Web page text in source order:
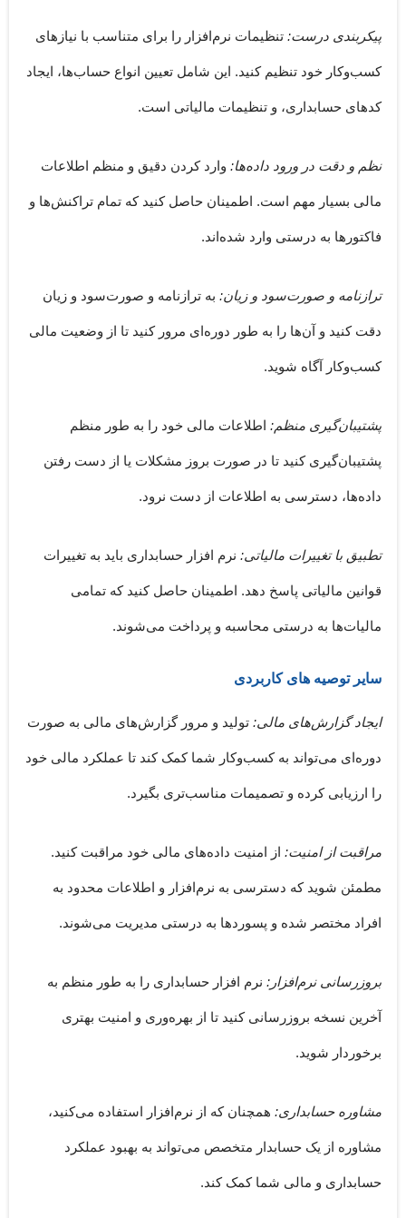
پیکربندی درست: تنظیمات نرم‌افزار را برای متناسب با نیازهای
کسب‌وکار خود تنظیم کنید. این شامل تعیین انواع حساب‌ها، ایجاد
کد‌های حسابداری، و تنظیمات مالیاتی است.
نظم و دقت در ورود داده‌ها: وارد کردن دقیق و منظم اطلاعات
مالی بسیار مهم است. اطمینان حاصل کنید که تمام تراکنش‌ها و
فاکتورها به درستی وارد شده‌اند.
ترازنامه و صورت‌سود و زیان: به ترازنامه و صورت‌سود و زیان
دقت کنید و آن‌ها را به طور دوره‌ای مرور کنید تا از وضعیت مالی
کسب‌وکار آگاه شوید.
پشتیبان‌گیری منظم: اطلاعات مالی خود را به طور منظم
پشتیبان‌گیری کنید تا در صورت بروز مشکلات یا از دست رفتن
داده‌ها، دسترسی به اطلاعات از دست نرود.
تطبیق با تغییرات مالیاتی: نرم افزار حسابداری باید به تغییرات
قوانین مالیاتی پاسخ دهد. اطمینان حاصل کنید که تمامی
مالیات‌ها به درستی محاسبه و پرداخت می‌شوند.
سایر توصیه های کاربردی
ایجاد گزارش‌های مالی: تولید و مرور گزارش‌های مالی به صورت
دوره‌ای می‌تواند به کسب‌وکار شما کمک کند تا عملکرد مالی خود
را ارزیابی کرده و تصمیمات مناسب‌تری بگیرد.
مراقبت از امنیت: از امنیت داده‌های مالی خود مراقبت کنید.
مطمئن شوید که دسترسی به نرم‌افزار و اطلاعات محدود به
افراد مختصر شده و پسوردها به درستی مدیریت می‌شوند.
بروزرسانی نرم‌افزار: نرم افزار حسابداری را به طور منظم به
آخرین نسخه بروزرسانی کنید تا از بهره‌وری و امنیت بهتری
برخوردار شوید.
مشاوره حسابداری: همچنان که از نرم‌افزار استفاده می‌کنید،
مشاوره از یک حسابدار متخصص می‌تواند به بهبود عملکرد
حسابداری و مالی شما کمک کند.